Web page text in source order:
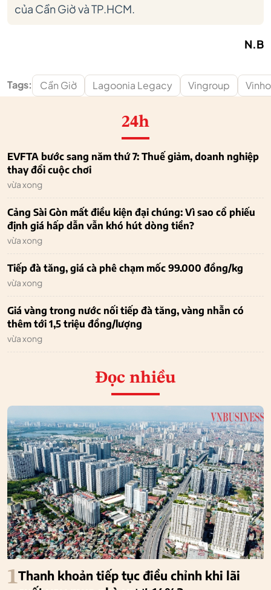
của Cần Giờ và TP.HCM.
N.B
Tags: Cần Giờ Lagoonia Legacy Vingroup
24h
EVFTA bước sang năm thứ 7: Thuế giảm, doanh nghiệp
thay đổi cuộc chơi
vừa xong
Cảng Sài Gòn mất điều kiện đại chúng: Vì sao cổ phiếu
định giá hấp dẫn vẫn khó hút dòng tiền?
vừa xong
Tiếp đà tăng, giá cà phê chạm mốc 99.000 đồng/kg
vừa xong
Giá vàng trong nước nối tiếp đà tăng, vàng nhẫn có
thêm tới 1,5 triệu đồng/lượng
vừa xong
Đọc nhiều
1Thanh khoản tiếp tục điều chỉnh khi lãi